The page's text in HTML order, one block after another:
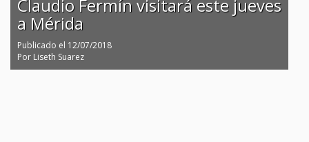
Claudio Fermín visitará este jueves
a Mérida
Publicado el 12/07/2018
Por Liseth Suarez